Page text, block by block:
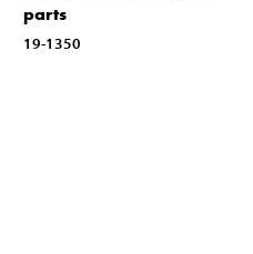
parts
19-1350